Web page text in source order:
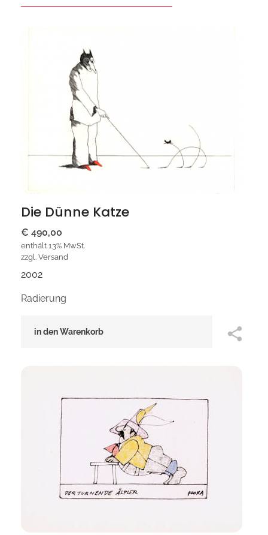
Die Dünne Katze
€ 490,00
enthält 13% MwSt.
zzgl. Versand
2002
Radierung
in den Warenkorb